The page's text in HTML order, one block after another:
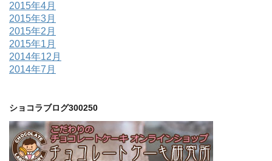
2015年4月
2015年3月
2015年2月
2015年1月
2014年12月
2014年7月
ショコラブログ300250